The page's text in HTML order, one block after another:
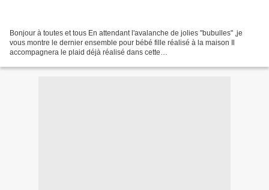
Bonjour à toutes et tous En attendant l'avalanche de jolies "bubulles" ,je
vous montre le dernier ensemble pour bébé fille réalisé à la maison Il
accompagnera le plaid déjà réalisé dans cette